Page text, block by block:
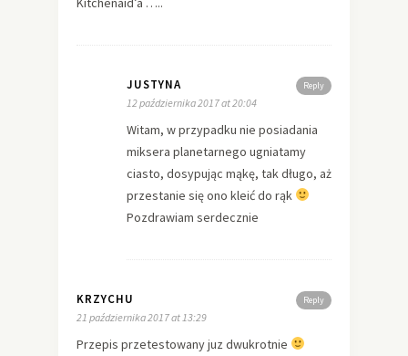
Reply
JUSTYNA
12 października 2017 at 20:04
Witam, w przypadku nie posiadania
miksera planetarnego ugniatamy
ciasto, dosypując mąkę, tak długo, aż
przestanie się ono kleić do rąk
Pozdrawiam serdecznie
Reply
KRZYCHU
21 października 2017 at 13:29
Przepis przetestowany juz dwukrotnie